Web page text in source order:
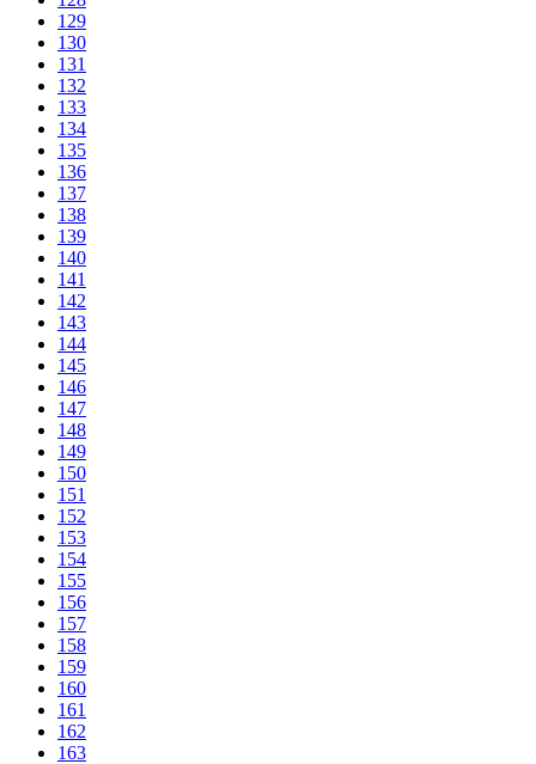
129
130
131
132
133
134
135
136
137
138
139
140
141
142
143
144
145
146
147
148
149
150
151
152
153
154
155
156
157
158
159
160
161
162
163